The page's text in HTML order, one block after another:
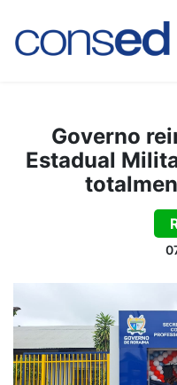
Governo
Estadual